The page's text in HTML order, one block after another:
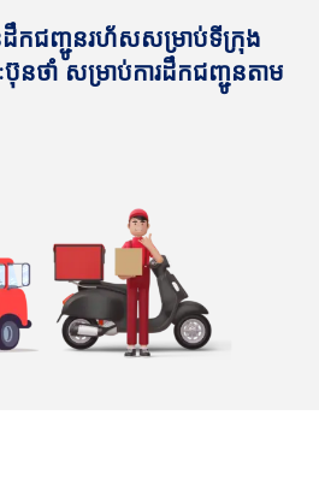
កជញ្ជូនរហ័សសម្រាប់ទីក្រុង
នថាំ សម្រាប់ការដឹកជញ្ជូនតាម